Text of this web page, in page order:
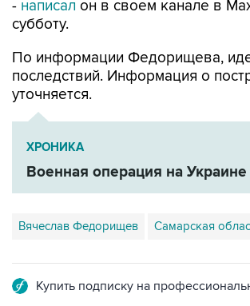
- написал он в своем канале в
субботу.
По информации Федорищева,
последствий. Информация о
уточняется.
ХРОНИКА
Военная операция на Украине
Вячеслав Федорищев Самарская
Купить подписку на